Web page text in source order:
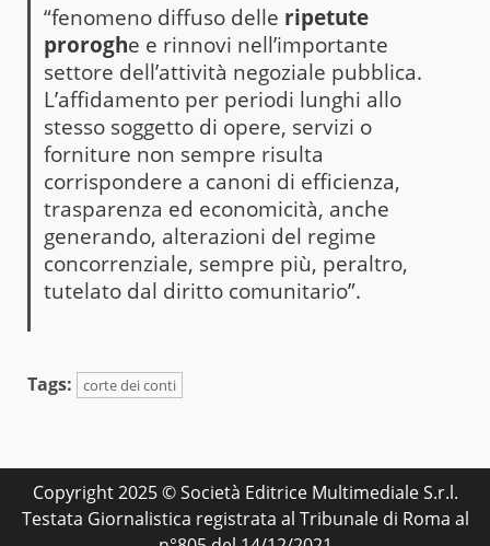
“fenomeno diffuso delle ripetute
proroghe e rinnovi nell’importante
settore dell’attività negoziale pubblica.
L’affidamento per periodi lunghi allo
stesso soggetto di opere, servizi o
forniture non sempre risulta
corrispondere a canoni di efficienza,
trasparenza ed economicità, anche
generando, alterazioni del regime
concorrenziale, sempre più, peraltro,
tutelato dal diritto comunitario”.
Tags: corte dei conti
Copyright 2025 © Società Editrice Multimediale S.r.l.
Testata Giornalistica registrata al Tribunale di Roma al